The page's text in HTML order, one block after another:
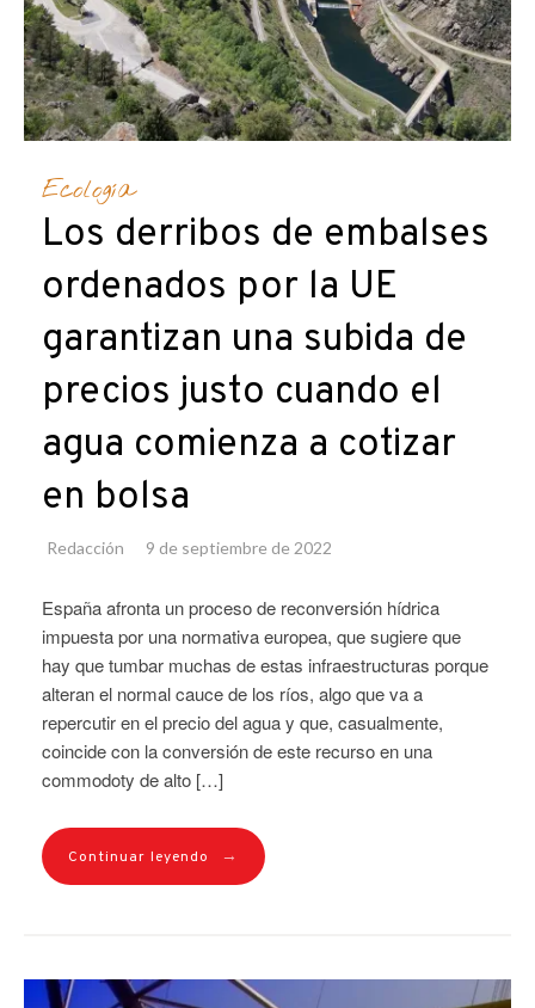
Ecología
Los derribos de embalses
ordenados por la UE
garantizan una subida de
precios justo cuando el
agua comienza a cotizar
en bolsa
Redacción 9 de septiembre de 2022
España afronta un proceso de reconversión hídrica
impuesta por una normativa europea, que sugiere que
hay que tumbar muchas de estas infraestructuras porque
alteran el normal cauce de los ríos, algo que va a
repercutir en el precio del agua y que, casualmente,
coincide con la conversión de este recurso en una
commodoty de alto […]
Continuar leyendo →